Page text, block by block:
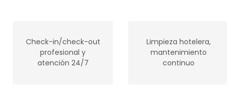
Check-in/check-out
profesional y
atención 24/7
Limpieza hotelera,
mantenimiento
continuo